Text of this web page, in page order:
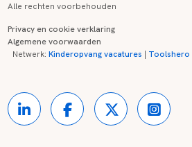
Kinderopvang
Zij-instroom informatie
Onderwijsregio's
Registreren
Contact
Onderwijs links
Partners
Alle rechten voorbehouden
Privacy en cookie verklaring
Algemene voorwaarden
Netwerk:Kinderopvang vacatures | Toolshero